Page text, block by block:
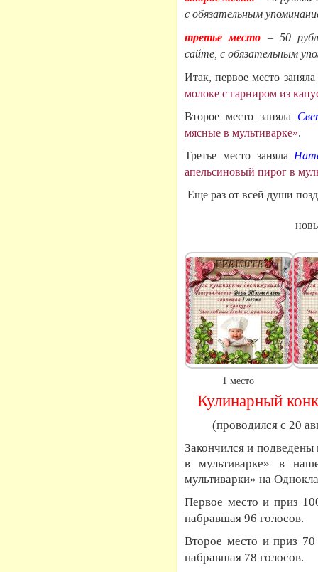
с обязательным
третье место – 50
сайте, с обязательным
Итак, первое место заняла
молоке с гарниром из
Второе место заняла
мясные в мультиварке».
Третье место заняла
апельсиновый пирог в
Еще раз от всей души
1 место
Кулинарный
(проводился с 20
Закончился и подведены
в мультиварке» в
мультиварки» на
Первое место и приз
набравшая 96 голосов.
Второе место и приз
набравшая 78 голосов.